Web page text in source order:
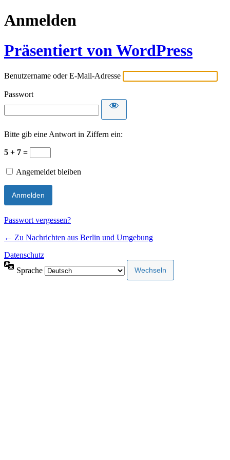
Anmelden
Präsentiert von WordPress
Benutzername oder E-Mail-Adresse
Passwort
Bitte gib eine Antwort in Ziffern ein:
5 + 7 =
Angemeldet bleiben
Passwort vergessen?
← Zu Nachrichten aus Berlin und Umgebung
Datenschutz
Sprache